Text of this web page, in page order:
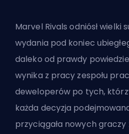
Marvel Rivals odniósł wielki
wydania pod koniec
daleko od prawdy
wynika z pracy zespołu
deweloperów po tych,
każda decyzja
przyciągała nowych